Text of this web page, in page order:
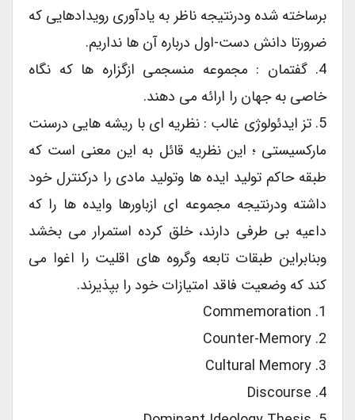
برساخته شده ودرنتیجه ناظر به یادآوری رویدادهایی که
ضرورتا دانش دست-اول درباره آن ها نداریم.
4. گفتمان : مجموعه منسجمی ازگزاره ها که نگاه
خاصی به جهان را ارائه می دهند.
5. تز ایدئولوژی غالب : نظریه ای با ریشه هایی درسنت
مارکسیستی ؛ این نظریه قائل به این معنی است که
طبقه حاکم تولید ایده ها وتولید مادی را درکنترل خود
داشته ودرنتیجه مجموعه ای ازباورها وایده ها را که
داعیه بی طرفی دارند، خلق کرده استمرار می بخشد
وبنابراین طبقات تابعه وگروه های اقلیت را اغوا می
کند که وضعیت فاقد امتیازات خود را بپذیرند.